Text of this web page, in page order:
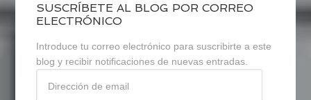
SUSCRÍBETE AL BLOG POR CORREO
ELECTRÓNICO
Introduce tu correo electrónico para suscribirte a este
blog y recibir notificaciones de nuevas entradas.